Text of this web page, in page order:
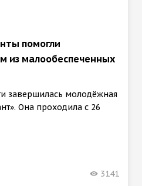
помогли
из малообеспеченных
завершилась молодёжная
Она проходила с 26
3141